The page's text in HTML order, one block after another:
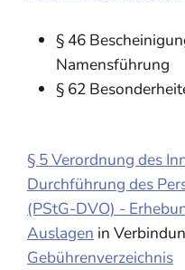
§ 46
Namensführung
§ 62
§ 5 Verordnung des
Durchführung des
(PStG-DVO) -
Auslagen in
Gebührenverzeichnis